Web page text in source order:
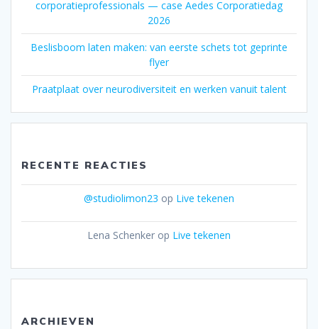
corporatieprofessionals — case Aedes Corporatiedag
2026
Beslisboom laten maken: van eerste schets tot geprinte
flyer
Praatplaat over neurodiversiteit en werken vanuit talent
RECENTE REACTIES
@studiolimon23 op Live tekenen
Lena Schenker op Live tekenen
ARCHIEVEN